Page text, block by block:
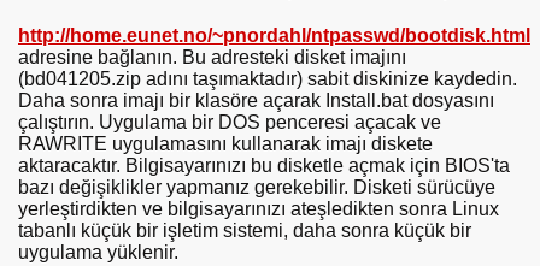
http://home.eunet.no/~pnordahl/ntpasswd/bootdisk.html
adresine bağlanın. Bu adresteki disket imajını
(bd041205.zip adını taşımaktadır) sabit diskinize kaydedin.
Daha sonra imajı bir klasöre açarak Install.bat dosyasını
çalıştırın. Uygulama bir DOS penceresi açacak ve
RAWRITE uygulamasını kullanarak imajı diskete
aktaracaktır. Bilgisayarınızı bu disketle açmak için BIOS'ta
bazı değişiklikler yapmanız gerekebilir. Disketi sürücüye
yerleştirdikten ve bilgisayarınızı ateşledikten sonra Linux
tabanlı küçük bir işletim sistemi, daha sonra küçük bir
uygulama yüklenir.